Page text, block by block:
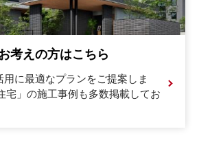
考えの方はこちら
に最適なプランをご提案しま
宅」の施工事例も多数掲載してお